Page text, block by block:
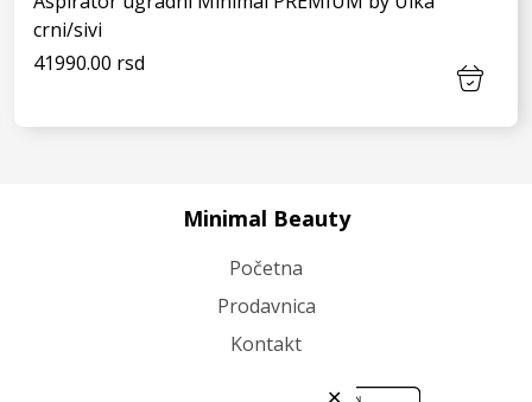
VIDI JOŠ
crni/sivi
41990.00 rsd
Minimal Beauty
Početna
Prodavnica
Kontakt